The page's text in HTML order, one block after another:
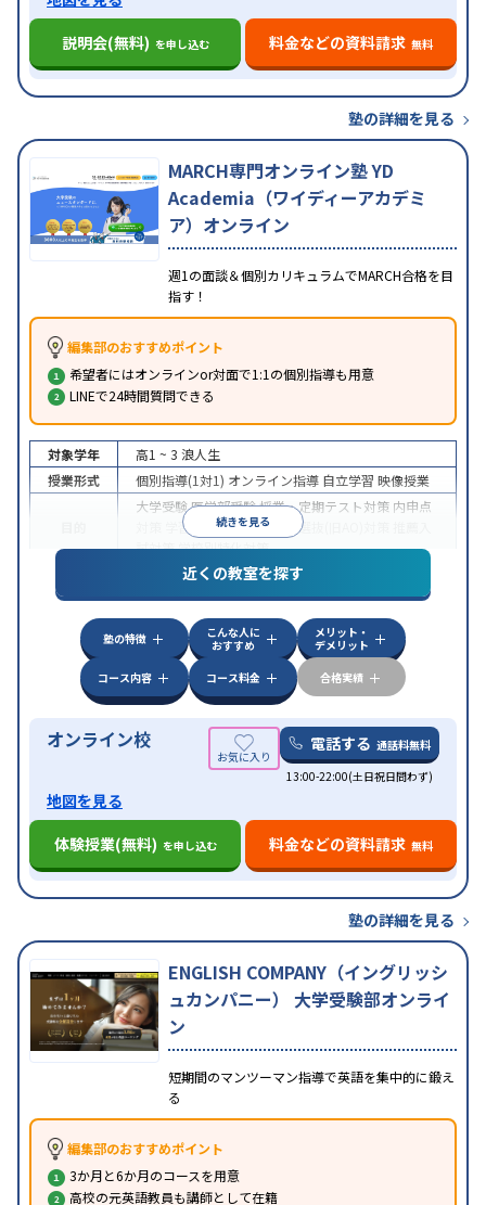
説明会(無料) を申し込む 料金などの資料請求 無料
塾の詳細を見る
MARCH専門オンライン塾 YD
Academia（ワイディーアカデミ
ア）オンライン
週1の面談＆個別カリキュラムでMARCH合格を目
指す！
編集部のおすすめポイント
希望者にはオンラインor対面で1:1の個別指導も用意
LINEで24時間質問できる
続きを見る
対象学年 高1 ~ 3 浪人生
授業形式
個別指導(1対1) オンライン指導 自立学習 映像授業
大学受験医学部受験授業・定期テスト対策 内申点
学習習慣の定着 総合型選抜(旧AO)対策
試対策学校別特化対策
特徴
中高一貫校生に対応授業の振替可能
学習にPC・タブレットを利用オンライン対応1
科目から受講可能
近くの教室を探す
塾の特徴
こんな人に
おすすめ
メリット・
デメリット
コース内容
コース料金 合格実績
オンライン校 電話する 通話料無料
13:00-22:00(土日祝日問わず)
地図を見る
体験授業(無料) を申し込む 料金などの資料請求 無料
塾の詳細を見る
ENGLISH COMPANY（イングリッシ
ュカンパニー） 大学受験部オンライ
ン
短期間のマンツーマン指導で英語を集中的に鍛え
る
編集部のおすすめポイント
3か月と6か月のコースを用意
高校の元英語教員も講師として在籍